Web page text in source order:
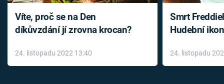
Víte, proč se na Den
díkůvzdání jí zrovna krocan?
24. listopadu 2022 13:40
Smrt
Hudební
léky
24. listopadu